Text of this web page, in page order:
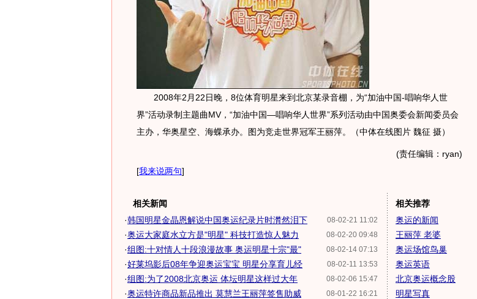
2008年2月22日晚，8位体育明星来到北京某录音棚，为“加油中国-唱响华人世
界”活动录制主题曲MV，“加油中国—唱响华人世界”系列活动由中国奥委会新闻委员会
主办，华奥星空、海蝶承办。图为竞走世界冠军王丽萍。（中体在线图片 魏征 摄）
(责任编辑：ryan)
[我来说两句]
相关新闻
08-02-21 11:02
·韩国明星金晶恩解说中国奥运纪录片时潸然泪下
08-02-20 09:48
·奥运大家庭水立方是"明星" 科技打造惊人魅力
08-02-14 07:13
·组图:十对情人十段浪漫故事 奥运明星十宗"最"
08-02-11 13:53
·好莱坞影后08年争迎奥运宝宝 明星分享育儿经
08-02-06 15:47
·组图:为了2008北京奥运 体坛明星这样过大年
08-01-22 16:21
·奥运特许商品新品推出 莫慧兰王丽萍签售助威
相关推荐
奥运的新闻
王丽萍 老婆
奥运场馆鸟巢
奥运英语
北京奥运概念股
明星写真